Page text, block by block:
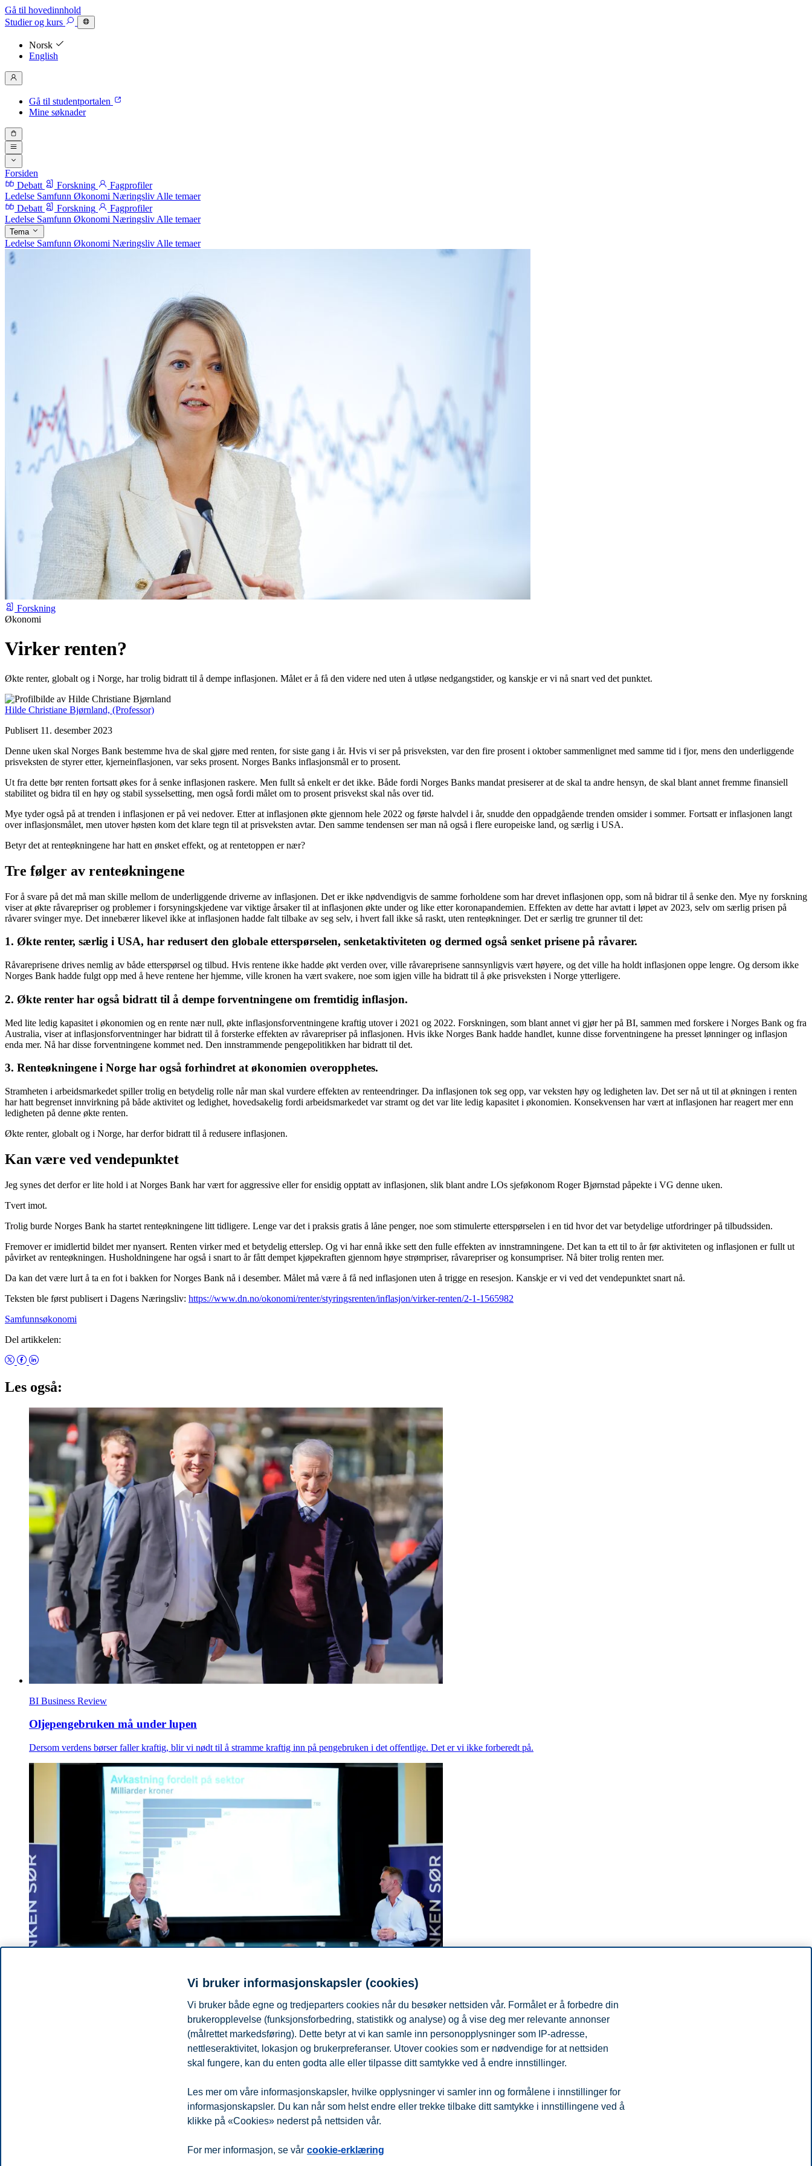
Gå til hovedinnhold
Studierog kurs
Norsk
English
Gå til studentportalen
Mine søknader
Forsiden
Debatt
Forskning
Fagprofiler
Ledelse Samfunn Økonomi Næringsliv Alle temaer
Debatt
Forskning
Fagprofiler
Ledelse Samfunn Økonomi Næringsliv Alle temaer
Tema
Ledelse Samfunn Økonomi Næringsliv Alle temaer
Forskning
Økonomi
Virker renten?
Økte renter, globalt og i Norge, har trolig bidratt til å dempe inflasjonen. Målet er å få den videre ned uten å utløse nedgangstider, og kanskje er vi nå snart ved det punktet.
Hilde Christiane Bjørnland, (Professor)
Publisert 11. desember 2023
Denne uken skal Norges Bank bestemme hva de skal gjøre med renten, for siste gang i år. Hvis vi ser på prisveksten, var den fire prosent i oktober sammenlignet med samme tid i fjor, mens den underliggende
prisveksten de styrer etter, kjerneinflasjonen, var seks prosent. Norges Banks inflasjonsmål er to prosent.
Ut fra dette bør renten fortsatt økes for å senke inflasjonen raskere. Men fullt så enkelt er det ikke. Både fordi Norges Banks mandat presiserer at de skal ta andre hensyn, de skal blant annet fremme finansiell
stabilitet og bidra til en høy og stabil sysselsetting, men også fordi målet om to prosent prisvekst skal nås over tid.
Mye tyder også på at trenden i inflasjonen er på vei nedover. Etter at inflasjonen økte gjennom hele 2022 og første halvdel i år, snudde den oppadgående trenden omsider i sommer. Fortsatt er inflasjonen langt
over inflasjonsmålet, men utover høsten kom det klare tegn til at prisveksten avtar. Den samme tendensen ser man nå også i flere europeiske land, og særlig i USA.
Betyr det at renteøkningene har hatt en ønsket effekt, og at rentetoppen er nær?
Tre følger av renteøkningene
For å svare på det må man skille mellom de underliggende driverne av inflasjonen. Det er ikke nødvendigvis de samme forholdene som har drevet inflasjonen opp, som nå bidrar til å senke den. Mye ny forskning
viser at økte råvarepriser og problemer i forsyningskjedene var viktige årsaker til at inflasjonen økte under og like etter koronapandemien. Effekten av dette har avtatt i løpet av 2023, selv om særlig prisen på
råvarer svinger mye. Det innebærer likevel ikke at inflasjonen hadde falt tilbake av seg selv, i hvert fall ikke så raskt, uten renteøkninger. Det er særlig tre grunner til det:
1. Økte renter, særlig i USA, har redusert den globale etterspørselen, senketaktiviteten og dermed også senket prisene på råvarer.
Råvareprisene drives nemlig av både etterspørsel og tilbud. Hvis rentene ikke hadde økt verden over, ville råvareprisene sannsynligvis vært høyere, og det ville ha holdt inflasjonen oppe lengre. Og dersom ikke
Norges Bank hadde fulgt opp med å heve rentene her hjemme, ville kronen ha vært svakere, noe som igjen ville ha bidratt til å øke prisveksten i Norge ytterligere.
2. Økte renter har også bidratt til å dempe forventningene om fremtidig inflasjon.
Med lite ledig kapasitet i økonomien og en rente nær null, økte inflasjonsforventningene kraftig utover i 2021 og 2022. Forskningen, som blant annet vi gjør her på BI, sammen med forskere i Norges Bank og fra
Australia, viser at inflasjonsforventninger har bidratt til å forsterke effekten av råvarepriser på inflasjonen. Hvis ikke Norges Bank hadde handlet, kunne disse forventningene ha presset lønninger og inflasjon
enda mer. Nå har disse forventningene kommet ned. Den innstrammende pengepolitikken har bidratt til det.
3. Renteøkningene i Norge har også forhindret at økonomien overopphetes.
Stramheten i arbeidsmarkedet spiller trolig en betydelig rolle når man skal vurdere effekten av renteendringer. Da inflasjonen tok seg opp, var veksten høy og ledigheten lav. Det ser nå ut til at økningen i renten
har hatt begrenset innvirkning på både aktivitet og ledighet, hovedsakelig fordi arbeidsmarkedet var stramt og det var lite ledig kapasitet i økonomien. Konsekvensen har vært at inflasjonen har reagert mer enn
ledigheten på denne økte renten.
Økte renter, globalt og i Norge, har derfor bidratt til å redusere inflasjonen.
Kan være ved vendepunktet
Jeg synes det derfor er lite hold i at Norges Bank har vært for aggressive eller for ensidig opptatt av inflasjonen, slik blant andre LOs sjeføkonom Roger Bjørnstad påpekte i VG denne uken.
Tvert imot.
Trolig burde Norges Bank ha startet renteøkningene litt tidligere. Lenge var det i praksis gratis å låne penger, noe som stimulerte etterspørselen i en tid hvor det var betydelige utfordringer på tilbudssiden.
Fremover er imidlertid bildet mer nyansert. Renten virker med et betydelig etterslep. Og vi har ennå ikke sett den fulle effekten av innstramningene. Det kan ta ett til to år før aktiviteten og inflasjonen er fullt ut
påvirket av renteøkningen. Husholdningene har også i snart to år fått dempet kjøpekraften gjennom høye strømpriser, råvarepriser og konsumpriser. Nå biter trolig renten mer.
Da kan det være lurt å ta en fot i bakken for Norges Bank nå i desember. Målet må være å få ned inflasjonen uten å trigge en resesjon. Kanskje er vi ved det vendepunktet snart nå.
Teksten ble først publisert i Dagens Næringsliv: https://www.dn.no/okonomi/renter/styringsrenten/inflasjon/virker-renten/2-1-1565982
Samfunnsøkonomi
Del artikkelen:
Les også:
BI Business Review
Oljepengebruken må under lupen
Dersom verdens børser faller kraftig, blir vi nødt til å stramme kraftig inn på pengebruken i det offentlige. Det er vi ikke forberedt på.
Historien er full av tapte formuer. Norge må innrette seg klokt for å sikre varig rikdom.
Vi bruker informasjonskapsler (cookies)
Vi bruker både egne og tredjeparters cookies når du besøker nettsiden vår. Formålet er å forbedre din
brukeropplevelse (funksjonsforbedring, statistikk og analyse) og å vise deg mer relevante annonser
(målrettet markedsføring). Dette betyr at vi kan samle inn personopplysninger som IP-adresse,
nettleseraktivitet, lokasjon og brukerpreferanser. Utover cookies som er nødvendige for at nettsiden
skal fungere, kan du enten godta alle eller tilpasse ditt samtykke ved å endre innstillinger.
Les mer om våre informasjonskapsler, hvilke opplysninger vi samler inn og formålene i innstillinger for
informasjonskapsler. Du kan når som helst endre eller trekke tilbake ditt samtykke i innstillingene ved å
klikke på «Cookies» nederst på nettsiden vår.
For mer informasjon, se vår cookie-erklæring